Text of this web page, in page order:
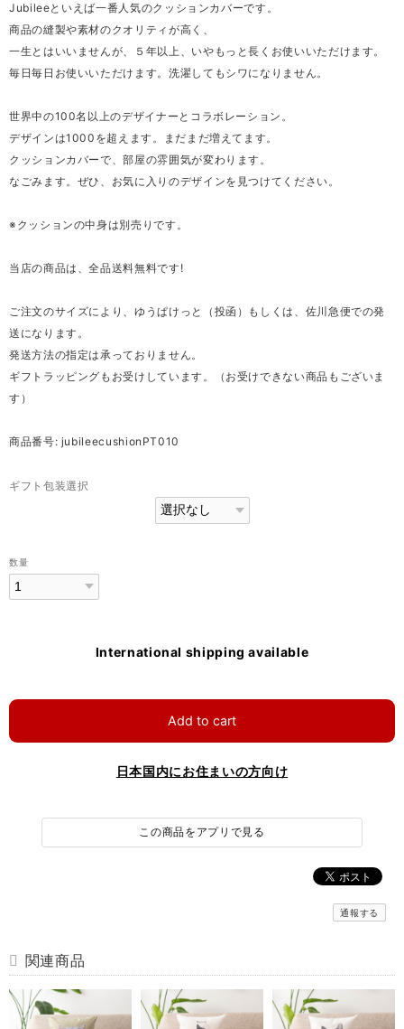
Jubileeといえば一番人気のクッションカバーです。
商品の縫製や素材のクオリティが高く、
一生とはいいませんが、５年以上、いやもっと長くお使いいただけます。
毎日毎日お使いいただけます。洗濯してもシワになりません。
世界中の100名以上のデザイナーとコラボレーション。
デザインは1000を超えます。まだまだ増えてます。
クッションカバーで、部屋の雰囲気が変わります。
なごみます。ぜひ、お気に入りのデザインを見つけてください。
※クッションの中身は別売りです。
当店の商品は、全品送料無料です!
ご注文のサイズにより、ゆうぱけっと（投函）もしくは、佐川急便での発
送になります。
発送方法の指定は承っておりません。
ギフトラッピングもお受けしています。（お受けできない商品もございま
す）
商品番号: jubileecushionPT010
ギフト包装選択
数量
International shipping available
Add to cart
日本国内にお住まいの方向け
この商品をアプリで見る
通報する
関連商品